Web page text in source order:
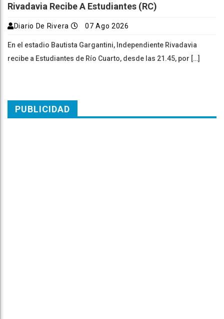
Rivadavia Recibe A Estudiantes (RC)
Diario De Rivera 07 Ago 2026
En el estadio Bautista Gargantini, Independiente Rivadavia
recibe a Estudiantes de Río Cuarto, desde las 21.45, por […]
PUBLICIDAD